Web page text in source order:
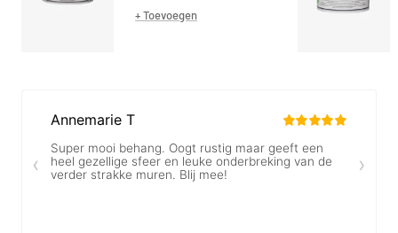
prijs
+ Toevoegen